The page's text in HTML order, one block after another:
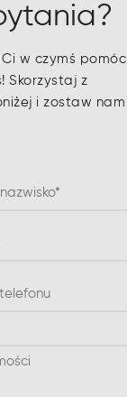
w czymś pomóc
Skorzystaj z
i zostaw nam